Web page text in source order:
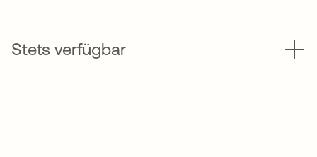
Stets verfügbar